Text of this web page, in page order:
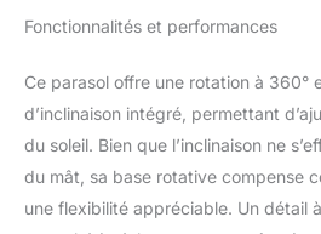
et en
manuel
tous les
vous
Fonctionnalités et performances
Ce parasol offre une rotation à 360°
d’inclinaison intégré, permettant
du soleil. Bien que l’inclinaison ne
du mât, sa base rotative compense
une flexibilité appréciable. Un détail